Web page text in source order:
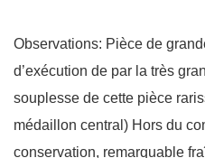
Observations: Pièce de
d’exécution de par la très
souplesse de cette pièce
médaillon central) Hors du
conservation, remarquable